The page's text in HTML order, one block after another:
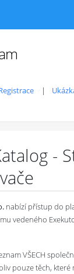
-
nabízí přístup do
vedeného
VŠECH
pouze těch, které